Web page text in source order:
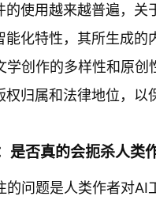
的使用越来越普遍，关
能化特性，其所生成
学创作的多样性和原
归属和法律地位，以
是否真的会扼杀人类
的问题是人类作者对